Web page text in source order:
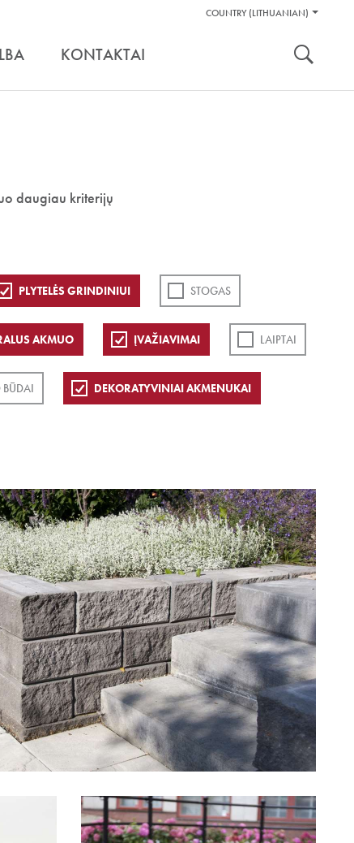
Pagalbos
COUNTRY (LITHUANIAN)
KONTAKTAI
daugiau kriterijų
PLYTELĖS GRINDINIUI STOGAS
AKMUO ĮVAŽIAVIMAI LAIPTAI
DEKORATYVINIAI AKMENUKAI